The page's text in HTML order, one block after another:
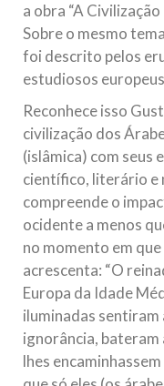
a obra “A
Sobre o mesmo
foi descrito pelos
estudiosos
Reconhece isso
civilização dos
(islâmica) com seus
científico, literário e
compreende o
ocidente a menos
no momento em que
acrescenta: “O
Europa da Idade
iluminadas sentiram
ignorância, bateram
lhes